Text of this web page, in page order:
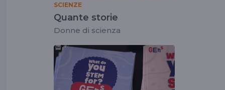
SCIENZE
Quante storie
Donne di scienza